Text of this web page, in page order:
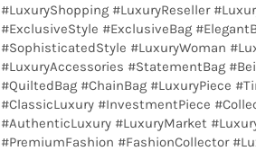
#LuxuryShopping #LuxuryReseller
#ExclusiveStyle #ExclusiveBag
#SophisticatedStyle #LuxuryWoman
#LuxuryAccessories #StatementBag
#QuiltedBag #ChainBag #LuxuryPiece
#ClassicLuxury #InvestmentPiece
#AuthenticLuxury #LuxuryMarket
#PremiumFashion #FashionCollector